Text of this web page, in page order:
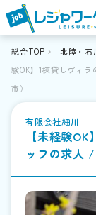
総合TOP 北陸・石
験OK】1棟貸しヴィ
市）
有限会社細川
【未経験
ッフの求人 /